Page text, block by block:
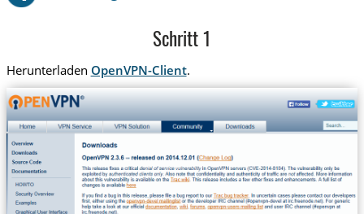
Schritt 1
Herunterladen OpenVPN-Client.